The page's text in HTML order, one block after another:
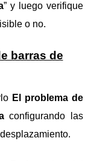
” y luego verifique
o no.
barras de
El problema de
configurando las